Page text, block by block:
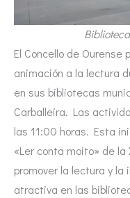
El Concello de
animación a la lectura
en sus bibliotecas
Carballeira. Las
las 11:00 horas. Esta
«Ler conta moito» de
promover la lectura y
atractiva en las